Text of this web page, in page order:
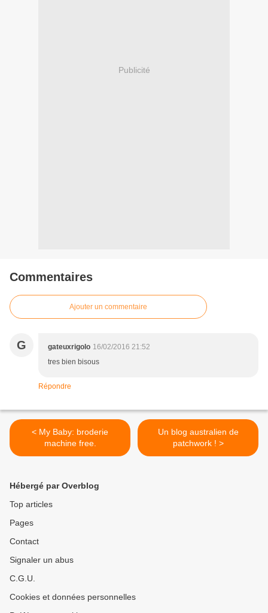
Publicité
Commentaires
Ajouter un commentaire
G gateuxrigolo 16/02/2016 21:52
tres bien bisous
Répondre
< My Baby: broderie
machine free.
Un blog australien de
patchwork ! >
Hébergé par Overblog
Top articles
Pages
Contact
Signaler un abus
C.G.U.
Cookies et données personnelles